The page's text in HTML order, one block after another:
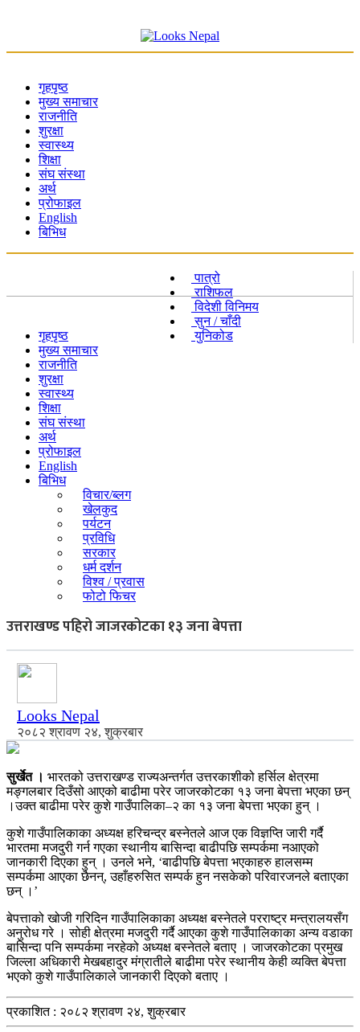
गृहपृष्ठ
मुख्य समाचार
राजनीति
शुरक्षा
स्वास्थ्य
शिक्षा
संघ संस्था
अर्थ
प्रोफाइल
English
बिभिध
पात्रो
राशिफल
विदेशी विनिमय
सुन / चाँदी
युनिकोड
गृहपृष्ठ
मुख्य समाचार
राजनीति
शुरक्षा
स्वास्थ्य
शिक्षा
संघ संस्था
अर्थ
प्रोफाइल
English
बिभिध
विचार/ब्लग
खेलकुद
पर्यटन
प्रविधि
सरकार
धर्म दर्शन
विश्व / प्रवास
फोटो फिचर
उत्तराखण्ड पहिरो जाजरकोटका १३ जना बेपत्ता
Looks Nepal
२०८२ श्रावण २४, शुक्रबार
सुर्खेत । भारतको उत्तराखण्ड राज्यअन्तर्गत उत्तरकाशीको हर्सिल क्षेत्रमा
मङ्गलबार दिउँसो आएको बाढीमा परेर जाजरकोटका १३ जना बेपत्ता भएका छन्
।उक्त बाढीमा परेर कुशे गाउँपालिका–२ का १३ जना बेपत्ता भएका हुन् ।
कुशे गाउँपालिकाका अध्यक्ष हरिचन्द्र बस्नेतले आज एक विज्ञप्ति जारी गर्दै
भारतमा मजदुरी गर्न गएका स्थानीय बासिन्दा बाढीपछि सम्पर्कमा नआएको
जानकारी दिएका हुन् । उनले भने, ‘बाढीपछि बेपत्ता भएकाहरु हालसम्म
सम्पर्कमा आएका छैनन्, उहाँहरुसित सम्पर्क हुन नसकेको परिवारजनले बताएका
छन् ।’
बेपत्ताको खोजी गरिदिन गाउँपालिकाका अध्यक्ष बस्नेतले परराष्ट्र मन्त्रालयसँग
अनुरोध गरे । सोही क्षेत्रमा मजदुरी गर्दै आएका कुशे गाउँपालिकाका अन्य वडाका
बासिन्दा पनि सम्पर्कमा नरहेको अध्यक्ष बस्नेतले बताए । जाजरकोटका प्रमुख
जिल्ला अधिकारी मेखबहादुर मंग्रातीले बाढीमा परेर स्थानीय केही व्यक्ति बेपत्ता
भएको कुशे गाउँपालिकाले जानकारी दिएको बताए ।
प्रकाशित : २०८२ श्रावण २४, शुक्रबार